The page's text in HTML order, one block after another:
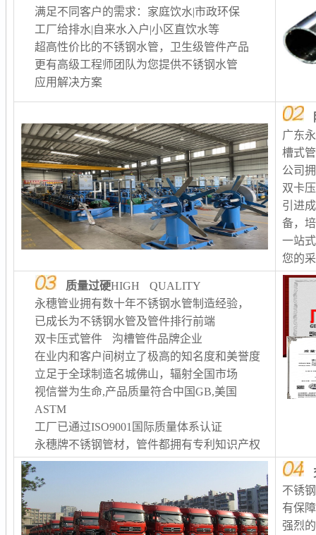
满足不同客户的需求：家庭饮水|市政环保
工厂给排水|自来水入户|小区直饮水等
超高性价比的不锈钢水管，卫生级管件产品
更有高级工程师团队为您提供不锈钢水管
应用解决方案
广东
槽式
公司
双卡
引进
备，
一站
您的
质量过硬HIGH QUALITY
永穗管业拥有数十年不锈钢水管制造经验，
已成长为不锈钢水管及管件排行前端
双卡压式管件 沟槽管件品牌企业
在业内和客户间树立了极高的知名度和美誉度
立足于全球制造名城佛山，辐射全国市场
视信誉为生命,产品质量符合中国GB,美国
ASTM
工厂已通过ISO9001国际质量体系认证
永穗牌不锈钢管材，管件都拥有专利知识产权
不锈
有保障
强烈